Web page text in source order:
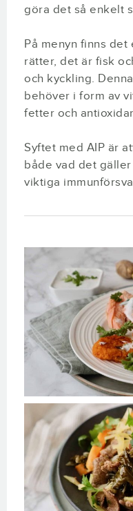
göra det så enkelt
På menyn finns
rätter, det är fisk
och kyckling.
behöver i form av
fetter och
Syftet med AIP är
både vad det
viktiga